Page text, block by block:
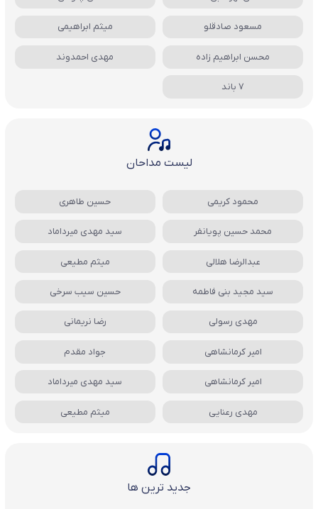
مسعود صادقلو میثم ابراهیمی
محسن ابراهیم زاده مهدی احمدوند
7 باند
لیست مداحان
محمود کریمی حسین طاهری
محمد حسین پویانفر سید مهدی میرداماد
عبدالرضا هلالی میثم مطیعی
سید مجید بنی فاطمه حسین سیب سرخی
مهدی رسولی رضا نریمانی
امیر کرمانشاهی جواد مقدم
امیر کرمانشاهی سید مهدی میرداماد
مهدی رعنایی میثم مطیعی
جدید ترین ها